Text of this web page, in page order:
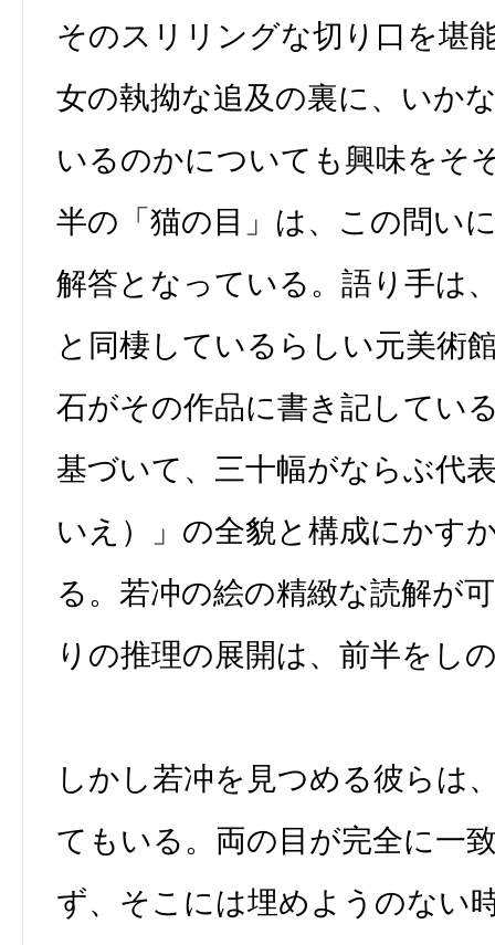
そのスリリングな切り口を堪
女の執拗な追及の裏に、いか
いるのかについても興味をそ
半の「猫の目」は、この問い
解答となっている。語り手は
と同棲しているらしい元美術
石がその作品に書き記してい
基づいて、三十幅がならぶ代
いえ）」の全貌と構成にかす
る。若冲の絵の精緻な読解が
りの推理の展開は、前半をし
しかし若冲を見つめる彼らは
てもいる。両の目が完全に一
ず、そこには埋めようのない